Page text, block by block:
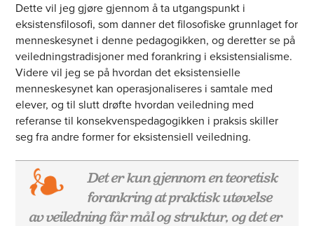
Dette vil jeg gjøre gjennom å ta utgangspunkt i
eksistensfilosofi, som danner det filosofiske grunnlaget for
menneskesynet i denne pedagogikken, og deretter se på
veiledningstradisjoner med forankring i eksistensialisme.
Videre vil jeg se på hvordan det eksistensielle
menneskesynet kan operasjonaliseres i samtale med
elever, og til slutt drøfte hvordan veiledning med
referanse til konsekvenspedagogikken i praksis skiller
seg fra andre former for eksistensiell veiledning.
Det er kun gjennom en teoretisk
forankring at praktisk utøvelse
av veiledning får mål og struktur, og det er